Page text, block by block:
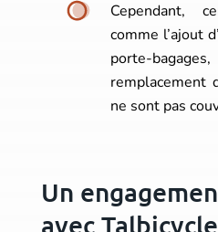
Cependant,
comme l’ajout
porte-
remplacement
ne sont pas
Un
avec